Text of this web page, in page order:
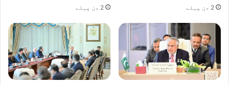
2 دن پہلے 2 دن پہلے